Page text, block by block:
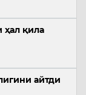
қила
айтди